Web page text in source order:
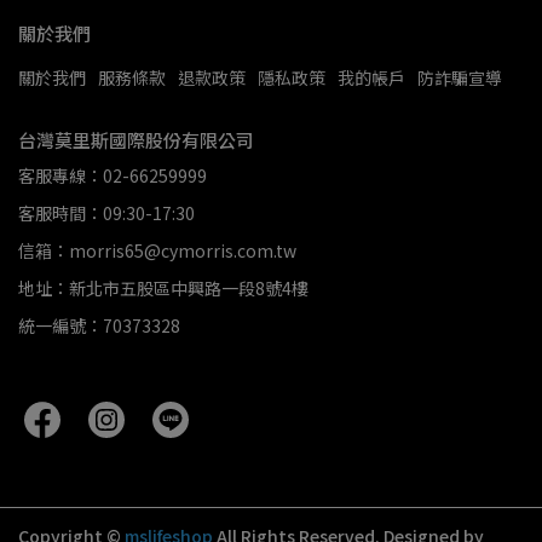
關於我們
關於我們 服務條款 退款政策 隱私政策 我的帳戶 防詐騙宣導
台灣莫里斯國際股份有限公司
客服專線：02-66259999
客服時間：09:30-17:30
信箱：morris65@cymorris.com.tw
地址：新北市五股區中興路一段8號4樓
統一編號：70373328
Copyright © mslifeshop All Rights Reserved. Designed by